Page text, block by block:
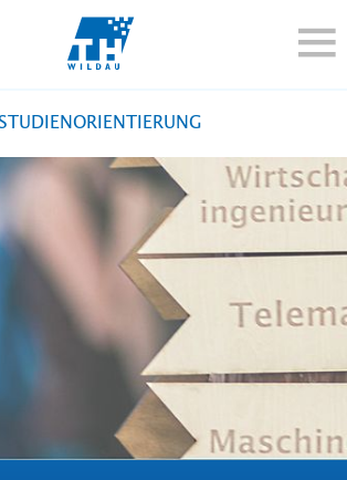
TH-
UND TRANSFER
Webmail
Personensuche